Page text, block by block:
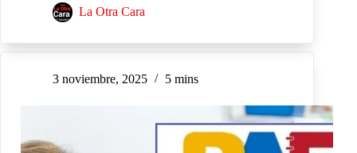
La Otra Cara
3 noviembre, 2025 5 mins